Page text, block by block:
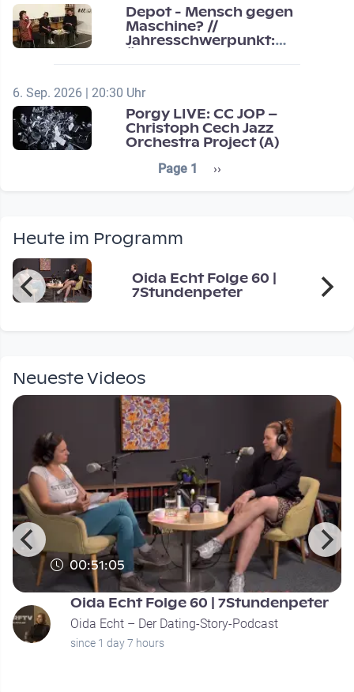
Depot - Mensch gegen
Maschine? //
Jahresschwerpunkt:
6. Sep. 2026 | 20:30 Uhr
Porgy LIVE: CC JOP –
Christoph Cech Jazz
Orchestra Project (A)
Seitennummerierung
Page 1 Next page
››
Heute im Programm
Oida Echt Folge 60 |
7Stundenpeter
Neueste Videos
00:51:05
Oida Echt Folge 60 | 7Stundenpeter
Oida Echt – Der Dating-Story-Podcast
since 1 day 7 hours